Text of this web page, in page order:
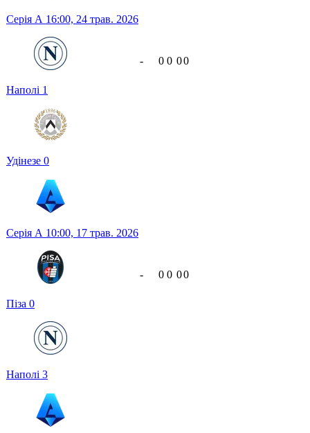
Серія А 16:00, 24 трав. 2026
Наполі 1
Удінезе 0
- 0 0 00
Серія А 10:00, 17 трав. 2026
Піза 0
Наполі 3
- 0 0 00